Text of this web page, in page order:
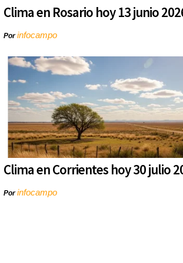
Clima en Rosario hoy 13 junio
Porinfocampo
Clima en Corrientes hoy 30 julio
Porinfocampo